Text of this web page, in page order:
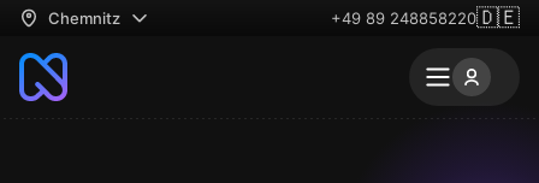
Chemnitz +49 89 248858220🇩🇪